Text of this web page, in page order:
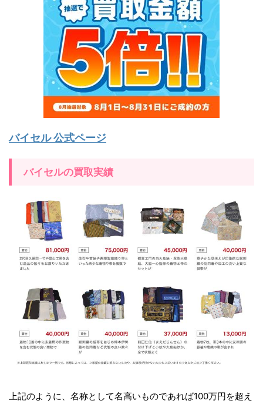
バイセル 公式ページ
バイセルの買取実績
上記のように、名称として名高いものであれば100万円を超え